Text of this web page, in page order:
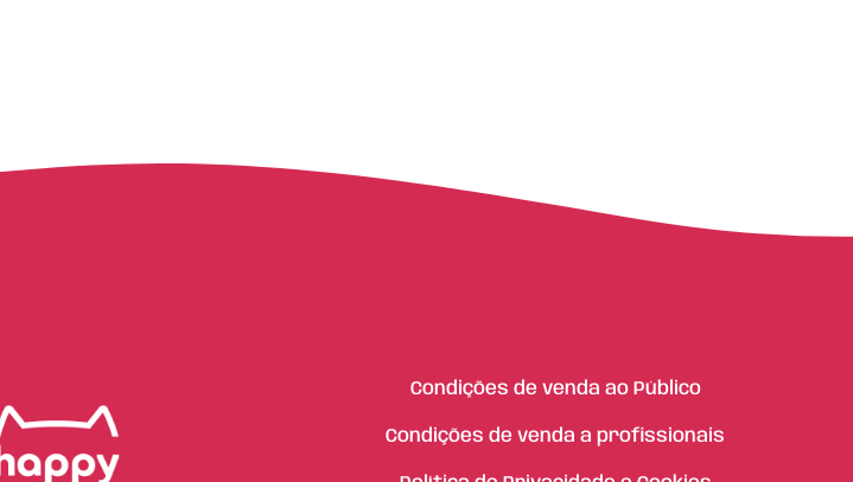
Condições de venda ao Público
Condições de venda a profissionais